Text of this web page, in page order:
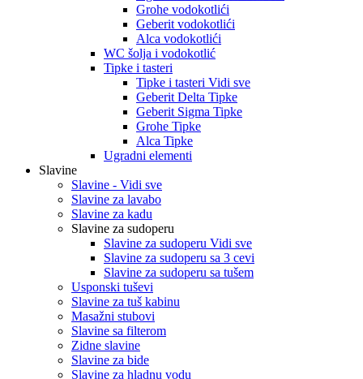
Grohe vodokotlići
Geberit vodokotlići
Alca vodokotlići
WC šolja i vodokotlić
Tipke i tasteri
Tipke i tasteri Vidi sve
Geberit Delta Tipke
Geberit Sigma Tipke
Grohe Tipke
Alca Tipke
Ugradni elementi
Slavine
Slavine - Vidi sve
Slavine za lavabo
Slavine za kadu
Slavine za sudoperu
Slavine za sudoperu Vidi sve
Slavine za sudoperu sa 3 cevi
Slavine za sudoperu sa tušem
Usponski tuševi
Slavine za tuš kabinu
Masažni stubovi
Slavine sa filterom
Zidne slavine
Slavine za bide
Slavine za hladnu vodu